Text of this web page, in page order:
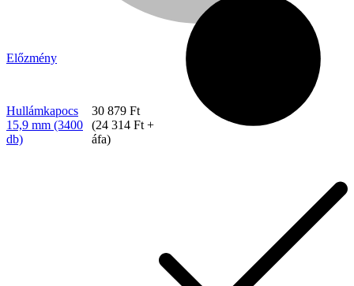
Előzmény
Hullámkapocs
15,9 mm (3400
db)
30 879 Ft
(24 314 Ft +
áfa)